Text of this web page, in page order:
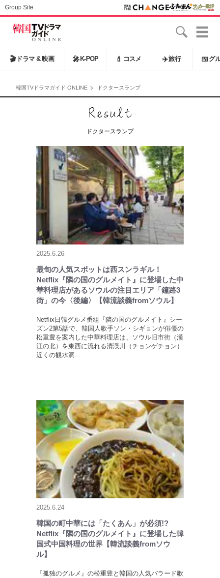
Group Site
🎬 ドラマ & 映画 🎤 K-POP 💄 コスメ ✈️旅行 🍱 グ
韓国TVドラマガイド ONLINE ドクタースランプ
ドクタースランプ
2025.6.26
最旬の人気スポットは西スンラギル！
Netflix『隣の国のグルメイト』に登場した中
華料理店があるソウルの注目エリア「鐘路3
街」の今〈後編〉【韓流談義fromソウル】
Netflix日韓グルメ番組『隣の国のグルメイト』シー
ズン2第5話で、韓国人歌手ソン・シギョンが俳優の
松重豊を案内した中華料理店は、ソウル旧市街（漢
江の北）を東西に流れる清渓川（チョンゲチョン）
近くの観水洞…
2025.6.24
韓国の町中華には「たくあん」が必須!?
Netflix『隣の国のグルメイト』に登場した韓
国式中国料理の世界【韓流談義fromソウ
ル】
『孤独のグルメ』の松重豊と韓国の人気バラード歌